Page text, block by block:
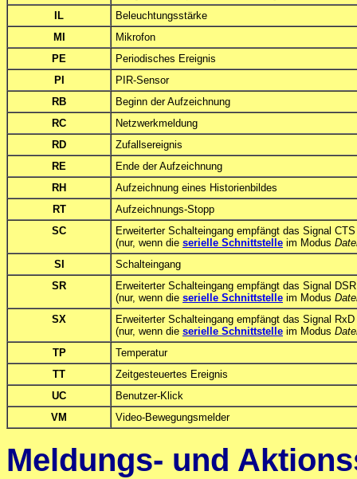
IL
Beleuchtungsstärke
MI
Mikrofon
PE
Periodisches Ereignis
PI
PIR-Sensor
RB
Beginn der Aufzeichnung
RC
Netzwerkmeldung
RD
Zufallsereignis
RE
Ende der Aufzeichnung
RH
Aufzeichnung eines Historienbildes
RT
Aufzeichnungs-Stopp
SC
Erweiterter Schalteingang empfängt das Signal
(nur, wenn die serielle Schnittstelle im Modus
SI
Schalteingang
SR
Erweiterter Schalteingang empfängt das Signal
(nur, wenn die serielle Schnittstelle im Modus
SX
Erweiterter Schalteingang empfängt das Signal
(nur, wenn die serielle Schnittstelle im Modus
TP
Temperatur
TT
Zeitgesteuertes Ereignis
UC
Benutzer-Klick
VM
Video-Bewegungsmelder
Meldungs- und